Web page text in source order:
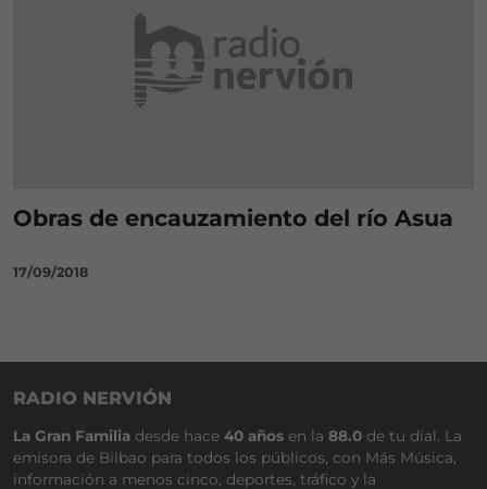
Obras de encauzamiento del río Asua
17/09/2018
RADIO NERVIÓN
La Gran Familia desde hace 40 años en la 88.0 de tu dial. La
emisora de Bilbao para todos los públicos, con Más Música,
información a menos cinco, deportes, tráfico y la